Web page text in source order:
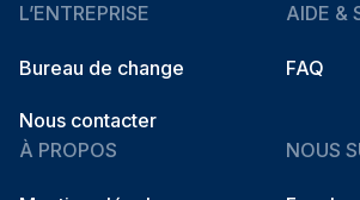
L’ENTREPRISE
Bureau de change
Nous contacter
AIDE &
FAQ
À PROPOS NOUS